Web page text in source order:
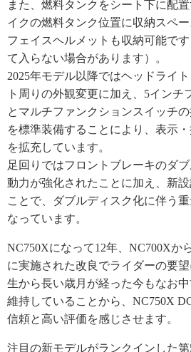
また、燃料タンクをシート下に配
イクの燃料タンク位置に収納スペ
フェイスヘルメットも収納可能で
て入らない場合があります）。
2025年モデル以降ではヘッドライ
ト周りの外観変更に加え、5インチ
とマルチファンクションスイッチの
を標準装備することにより、表示
を拡充しています。
足回りではフロントブレーキのダ
動力が強化されたことに加え、新
ことで、ダブルディスク化に伴う
なっています。
NC750Xになって12年、NC700Xか
に実施された改良でライダーの要
生から長い歳月が経った今もなお
維持していることから、NC750X
信頼と高い評価を感じさせます。
注目の新モデルがランクインした